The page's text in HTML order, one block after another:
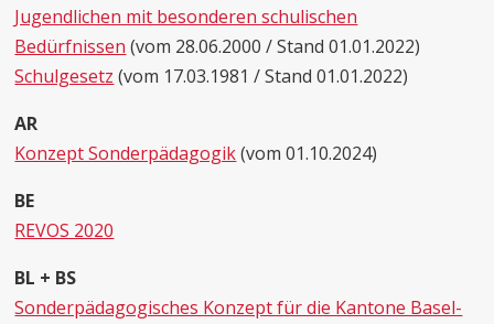
Jugendlichen mit besonderen schulischen
Bedürfnissen (vom 28.06.2000 / Stand 01.01.2022)
Schulgesetz (vom 17.03.1981 / Stand 01.01.2022)
AR
Konzept Sonderpädagogik(vom 01.10.2024)
BE
REVOS 2020
BL + BS
Sonderpädagogisches Konzept für die Kantone Basel-